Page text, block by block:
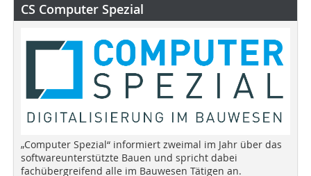
CS Computer Spezial
„Computer Spezial“ informiert zweimal im Jahr über das
softwareunterstützte Bauen und spricht dabei
fachübergreifend alle im Bauwesen Tätigen an.